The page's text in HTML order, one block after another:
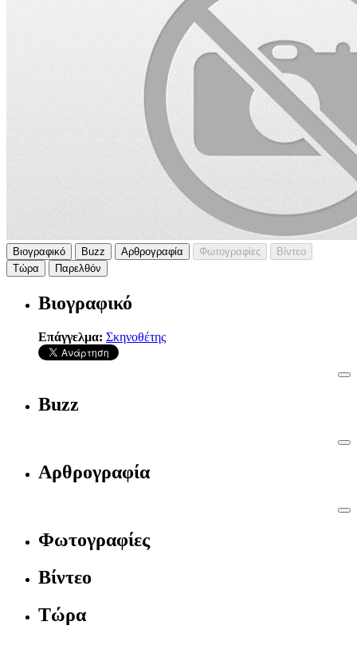
Βιογραφικό Buzz Αρθρογραφία Φωτογραφίες
Βίντεο
Τώρα
Παρελθόν
Βιογραφικό
Επάγγελμα: Σκηνοθέτης
Buzz
Αρθρογραφία
Φωτογραφίες
Βίντεο
Τώρα